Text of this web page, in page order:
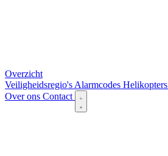
Overzicht
Veiligheidsregio's Alarmcodes Helikopters
Over ons Contact